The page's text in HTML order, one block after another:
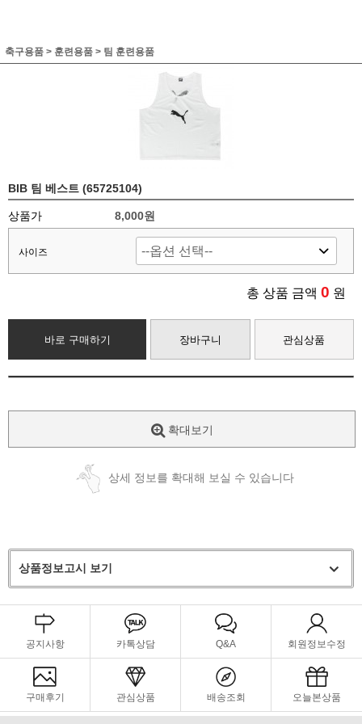
축구용품 > 훈련용품 > 팀 훈련용품
BIB 팀 베스트 (65725104)
상품가 8,000원
사이즈
총 상품 금액 0 원
바로 구매하기 장바구니 관심상품
확대보기
상세 정보를 확대해 보실 수 있습니다
상품정보고시 보기
공지사항 카톡상담 Q&A 회원정보수정
구매후기 관심상품 배송조회 오늘본상품